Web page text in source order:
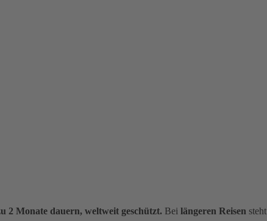
2 Monate dauern, weltweit geschützt. Bei längeren Reisen steht